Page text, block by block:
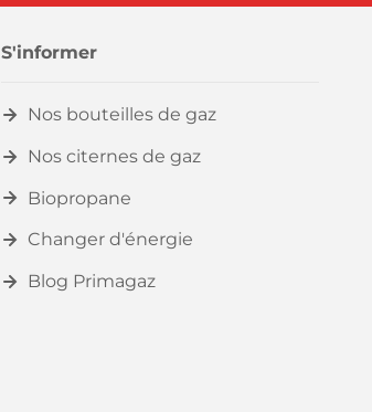
S'informer
Nos bouteilles de gaz
Nos citernes de gaz
Biopropane
Changer d'énergie
Blog Primagaz